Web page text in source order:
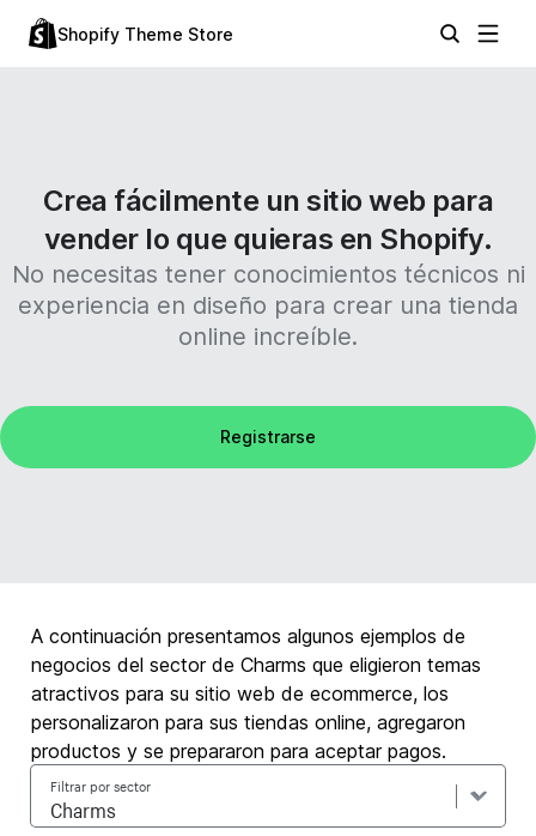
Shopify Theme Store
Crea fácilmente un sitio web para
vender lo que quieras en Shopify.
No necesitas tener conocimientos técnicos ni
experiencia en diseño para crear una tienda
online increíble.
Registrarse
A continuación presentamos algunos ejemplos de
negocios del sector de Charms que eligieron temas
atractivos para su sitio web de ecommerce, los
personalizaron para sus tiendas online, agregaron
productos y se prepararon para aceptar pagos.
Filtrar por sector